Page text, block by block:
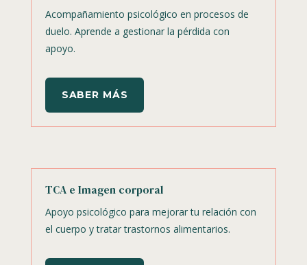
Acompañamiento psicológico en procesos de
duelo. Aprende a gestionar la pérdida con
apoyo.
SABER MÁS
TCA e Imagen corporal
Apoyo psicológico para mejorar tu relación con
el cuerpo y tratar trastornos alimentarios.